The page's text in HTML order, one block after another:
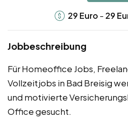
29 Euro - 29
Jobbeschreibung
Für Homeoffice Jobs,
Vollzeitjobs in Bad Breisig
und motivierte
Office gesucht.